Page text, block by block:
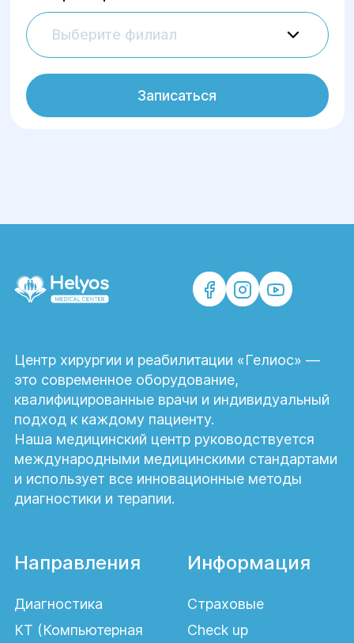
Выберите филиал
Записаться
Центр хирургии и реабилитации «Гелиос» —
это современное оборудование,
квалифицированные врачи и индивидуальный
подход к каждому пациенту.
Наша медицинский центр руководствуется
международными медицинскими стандартами
и использует все инновационные методы
диагностики и терапии.
Направления
Диагностика
КТ (Компьютерная
Информация
Страховые
Check up